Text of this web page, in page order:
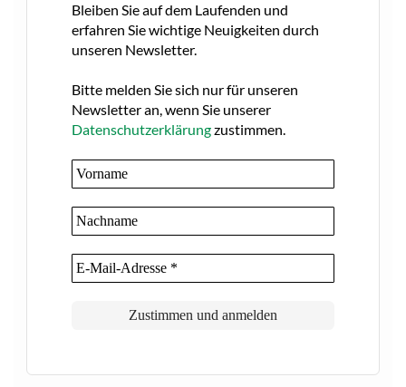
Bleiben Sie auf dem Laufenden und
erfahren Sie wichtige Neuigkeiten durch
unseren Newsletter.
Bitte melden Sie sich nur für unseren
Newsletter an, wenn Sie unserer
Datenschutzerklärungzustimmen.